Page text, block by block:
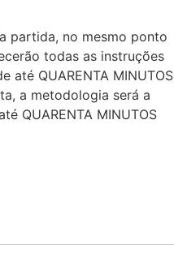
partida, no mesmo ponto
todas as instruções
até QUARENTA MINUTOS
a metodologia será a
QUARENTA MINUTOS